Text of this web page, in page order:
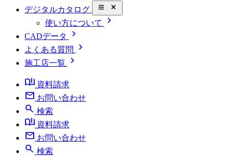
デジタルカタログ close_small
使い方について chevron_right
CADデータ chevron_right
よくある質問 chevron_right
施工店一覧
chevron_right
book_ribbon 資料請求
mail お問い合わせ
search 検索
book_ribbon 資料請求
mail お問い合わせ
search 検索